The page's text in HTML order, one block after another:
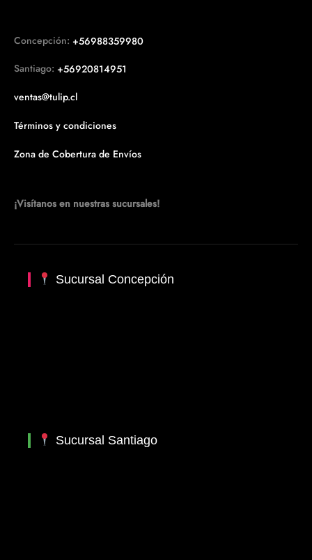
Concepción: +56988359980
Santiago: +56920814951
ventas@tulip.cl
Términos y condiciones
Zona de Cobertura de Envíos
¡Visítanos en nuestras sucursales!
Sucursal Concepción
Sucursal Santiago